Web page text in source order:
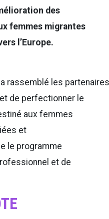
des
femmes migrantes
l’Europe.
rassemblé les
de perfectionner le
aux femmes
et
le programme
et de